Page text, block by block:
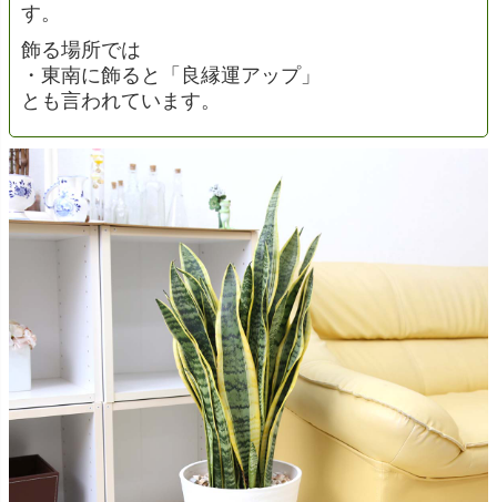
す。
飾る場所では
・東南に飾ると「良縁運アップ」
とも言われています。